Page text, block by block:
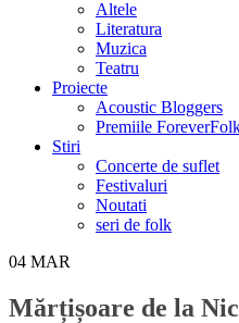
Altele
Literatura
Muzica
Teatru
Proiecte
Acoustic Bloggers
Premiile
Stiri
Concerte de suflet
Festivaluri
Noutati
seri de folk
04 MAR
Mărțișoare de la